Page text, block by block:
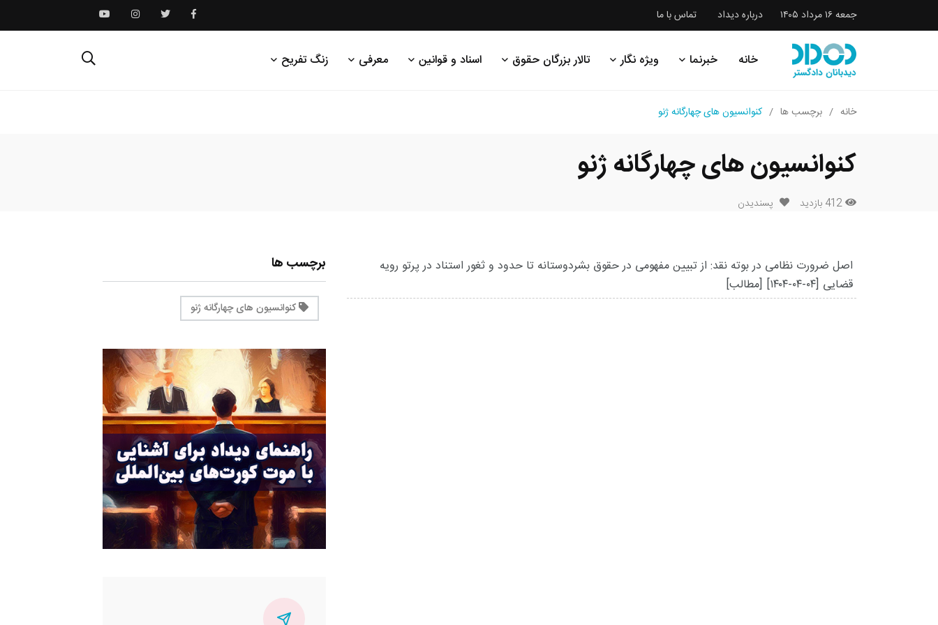
جمعه ۱۶ مرداد ۱۴۰۵ درباره دیداد تماس با ما
خانه خبرنما ویژه نگار تالار بزرگان حقوق اسناد و قوانین معرفی زنگ تفریح
خانه برچسب ها کنوانسیون های چهارگانه ژنو
کنوانسیون های چهارگانه ژنو
412 بازدید پسندیدن
اصل ضرورت نظامی در بوته نقد: از تبیین مفهومی در حقوق بشردوستانه تا حدود و ثغور استناد در پرتو رویه
قضایی [۱۴۰۴-۰۴-۰۴] [مطالب]
برچسب ها
کنوانسیون های چهارگانه ژنو